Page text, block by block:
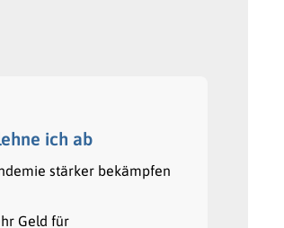
ich ab
stärker bekämpfen
Geld für